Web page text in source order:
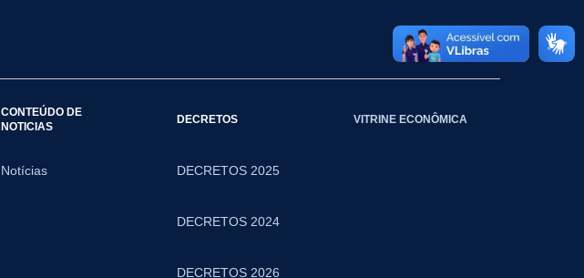
CONTEÚDO DE
NOTICIAS
Notícias
DECRETOS
DECRETOS 2025
DECRETOS 2024
DECRETOS 2026
VITRINE ECONÔMICA